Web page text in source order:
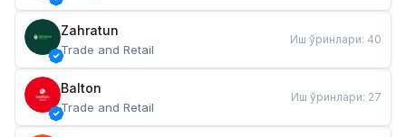
Zahratun
Trade and Retail
Иш ўринлари: 40
Balton
Trade and Retail
Иш ўринлари: 27